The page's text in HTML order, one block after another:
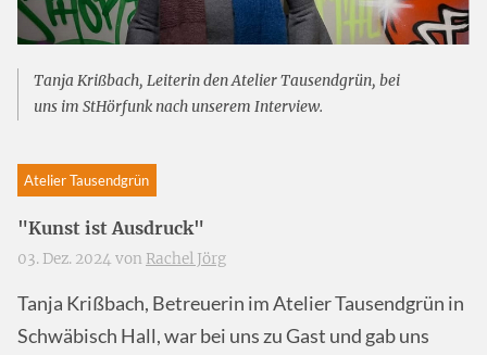
Tanja Krißbach, Leiterin den Atelier Tausendgrün, bei
uns im StHörfunk nach unserem Interview.
Atelier Tausendgrün
"Kunst ist Ausdruck"
03. Dez. 2024 von Rachel Jörg
Tanja Krißbach, Betreuerin im Atelier Tausendgrün in
Schwäbisch Hall, war bei uns zu Gast und gab uns